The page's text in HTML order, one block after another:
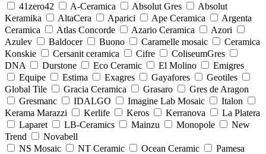
41zero42
A-Ceramica Absolut Gres
Absolut
Keramika
AltaCera Aparici Ape Ceramica
Argenta
Ceramica
Atlas Concorde Azario Ceramica
Azori
Azulev
Baldocer Buono Caramelle mosaic
Ceramica
Konskie
Cersanit ceramica Cifre
ColiseumGres
DNA
Durstone Eco Ceramic El Molino
Emigres
Equipe
Estima Exagres Gayafores
Geotiles
Global Tile
Gracia Ceramica Grasaro
Gres de Aragon
Gresmanc
IDALGO Imagine Lab Mosaic
Italon
Kerama Marazzi
Kerlife Keros Kerranova
La Platera
Laparet
LB-Ceramics Mainzu Monopole
New
Trend
Novabell
NS Mosaic
NT Ceramic Ocean Ceramic
Pamesa